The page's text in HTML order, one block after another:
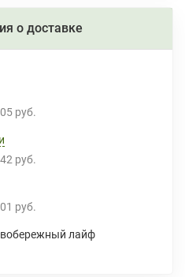
о доставке
705 руб.
742 руб.
601 руб.
лайф